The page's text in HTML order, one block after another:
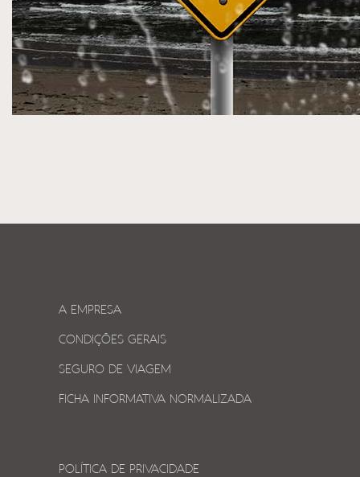
A EMPRESA
CONDIÇÕES GERAIS
SEGURO DE VIAGEM
FICHA INFORMATIVA NORMALIZADA
POLÍTICA DE PRIVACIDADE